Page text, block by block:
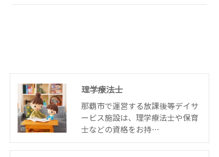
理学療法士
那覇市で運営する放課後等デイサ
ービス施設は、理学療法士や保育
士などの資格をお持…